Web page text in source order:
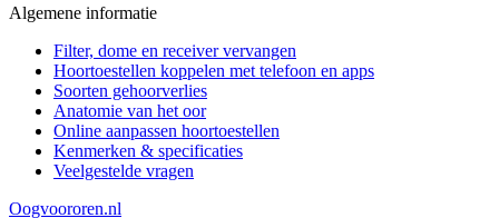
Algemene informatie
Filter, dome en receiver vervangen
Hoortoestellen koppelen met telefoon en apps
Soorten gehoorverlies
Anatomie van het oor
Online aanpassen hoortoestellen
Kenmerken & specificaties
Veelgestelde vragen
Oogvoororen.nl